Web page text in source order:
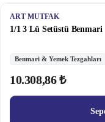
ART MUTFAK
1/1 3 Lü Setüstü Benmari
Benmari & Yemek Tezgahları
10.308,86 ₺